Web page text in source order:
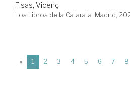
Fisas, Vicenç
Los Libros de la Catarata. Madrid,
« 1 (current)
2 3 4 5 6 7 8